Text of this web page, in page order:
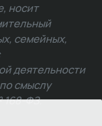
носит
семейных,
деятельности
смыслу
168-ФЗ.